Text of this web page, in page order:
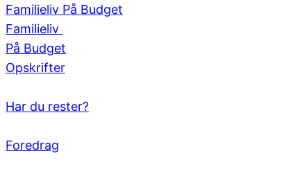
Familieliv På Budget
Familieliv
På Budget
Opskrifter
Har du rester?
Foredrag